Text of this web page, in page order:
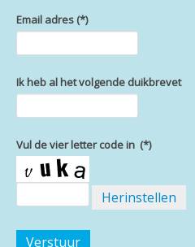
Email adres (*)
Ik heb al het volgende duikbrevet
Vul de vier letter code in (*)
Herinstellen
Verstuur